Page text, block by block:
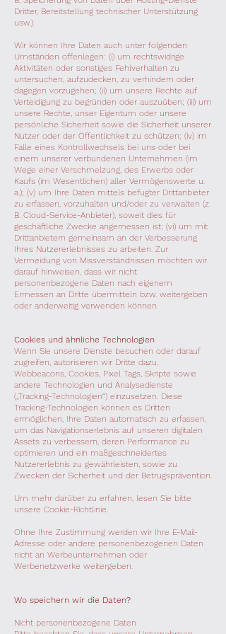
Dritter, Bereitstellung technischer Unterstützung
usw.).
Wir können Ihre Daten auch unter folgenden
Umständen offenlegen: (i) um rechtswidrige
Aktivitäten oder sonstiges Fehlverhalten zu
untersuchen, aufzudecken, zu verhindern oder
dagegen vorzugehen; (ii) um unsere Rechte auf
Verteidigung zu begründen oder auszuüben; (iii) um
unsere Rechte, unser Eigentum oder unsere
persönliche Sicherheit sowie die Sicherheit unserer
Nutzer oder der Öffentlichkeit zu schützen; (iv) im
Falle eines Kontrollwechsels bei uns oder bei
einem unserer verbundenen Unternehmen (im
Wege einer Verschmelzung, des Erwerbs oder
Kaufs (im Wesentlichen) aller Vermögenswerte u.
a.); (v) um Ihre Daten mittels befugter Drittanbieter
zu erfassen, vorzuhalten und/oder zu verwalten (z.
B. Cloud-Service-Anbieter), soweit dies für
geschäftliche Zwecke angemessen ist; (vi) um mit
Drittanbietern gemeinsam an der Verbesserung
Ihres Nutzererlebnisses zu arbeiten. Zur
Vermeidung von Missverständnissen möchten wir
darauf hinweisen, dass wir nicht
personenbezogene Daten nach eigenem
Ermessen an Dritte übermitteln bzw. weitergeben
oder anderweitig verwenden können.
Cookies und ähnliche Technologien
Wenn Sie unsere Dienste besuchen oder darauf
zugreifen, autorisieren wir Dritte dazu,
Webbeacons, Cookies, Pixel Tags, Skripte sowie
andere Technologien und Analysedienste
(„Tracking-Technologien“) einzusetzen. Diese
Tracking-Technologien können es Dritten
ermöglichen, Ihre Daten automatisch zu erfassen,
um das Navigationserlebnis auf unseren digitalen
Assets zu verbessern, deren Performance zu
optimieren und ein maßgeschneidertes
Nutzererlebnis zu gewährleisten, sowie zu
Zwecken der Sicherheit und der Betrugsprävention.
Um mehr darüber zu erfahren, lesen Sie bitte
unsere Cookie-Richtlinie.
Ohne Ihre Zustimmung werden wir Ihre E-Mail-
Adresse oder andere personenbezogenen Daten
nicht an Werbeunternehmen oder
Werbenetzwerke weitergeben.
Wo speichern wir die Daten?
Nicht personenbezogene Daten